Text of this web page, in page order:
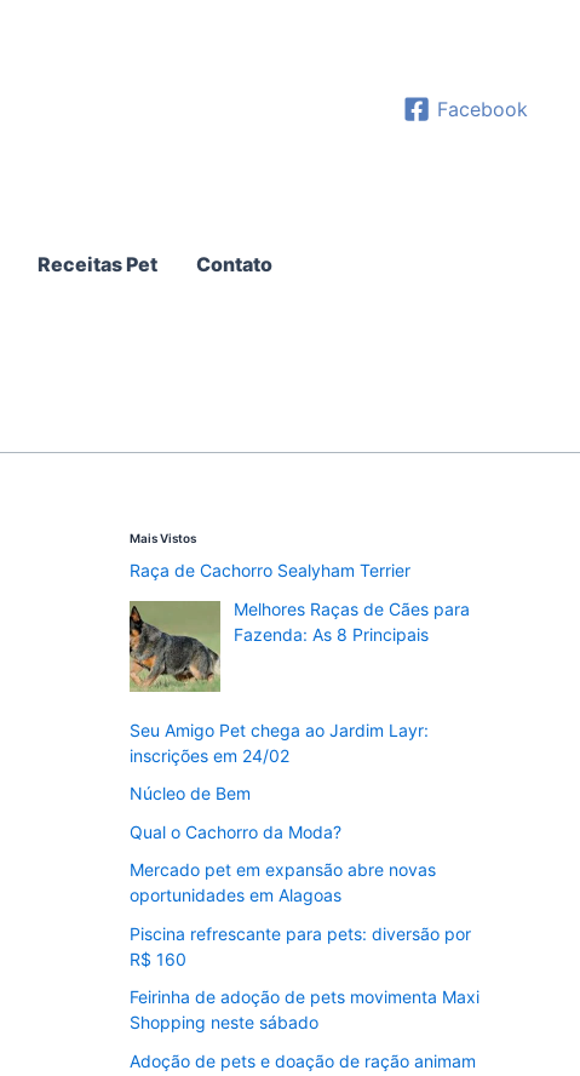
Facebook
Receitas Pet Contato
Mais Vistos
Raça de Cachorro Sealyham Terrier
Melhores Raças de Cães para
Fazenda: As 8 Principais
Seu Amigo Pet chega ao Jardim Layr:
inscrições em 24/02
Núcleo de Bem
Qual o Cachorro da Moda?
Mercado pet em expansão abre novas
oportunidades em Alagoas
Piscina refrescante para pets: diversão por
R$ 160
Feirinha de adoção de pets movimenta Maxi
Shopping neste sábado
Adoção de pets e doação de ração animam